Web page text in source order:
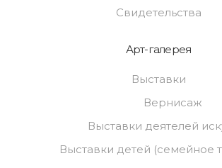
Свидетельства
Арт-галерея
Выставки
Вернисаж
Выставки деятелей
Выставки детей (семейное